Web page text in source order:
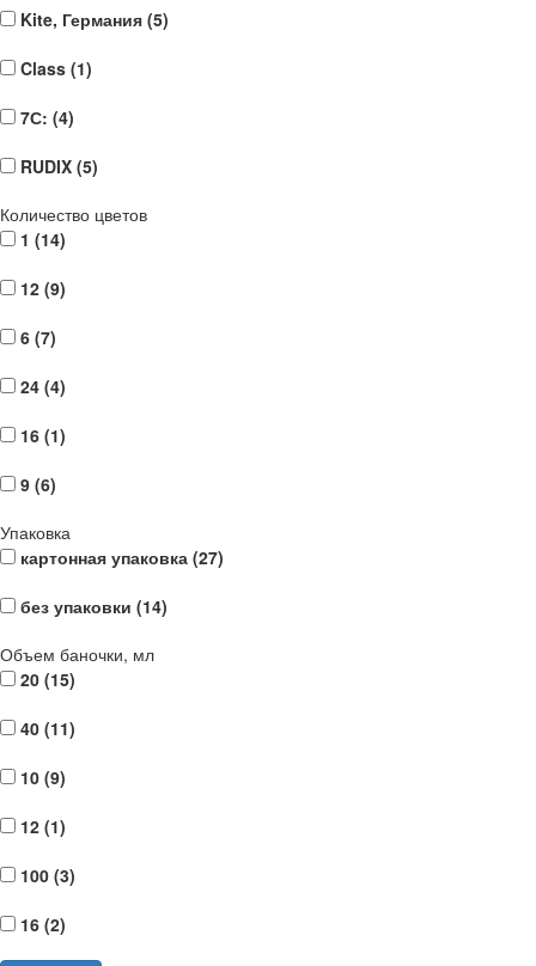
Kite, Германия (5)
Class (1)
7С: (4)
RUDIX (5)
Количество цветов
1 (14)
12 (9)
6 (7)
24 (4)
16 (1)
9 (6)
Упаковка
картонная упаковка (27)
без упаковки (14)
Объем баночки, мл
20 (15)
40 (11)
10 (9)
12 (1)
100 (3)
16 (2)